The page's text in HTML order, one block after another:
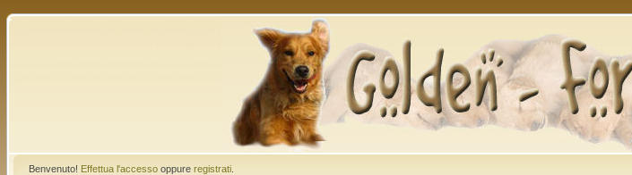
Benvenuto! Effettua l'accessooppure registrati.